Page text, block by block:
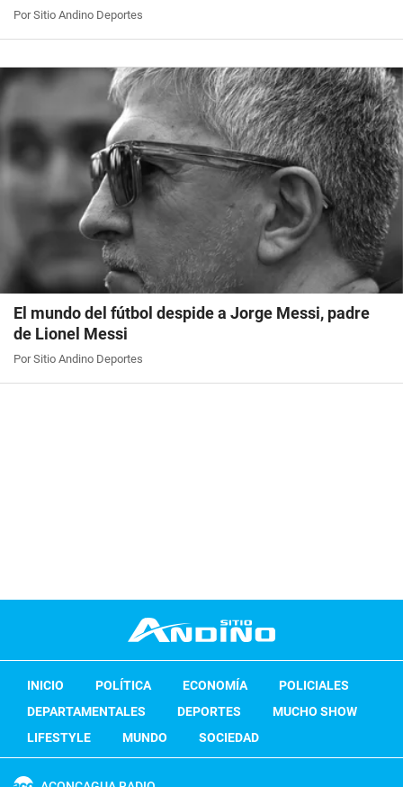
Por Sitio Andino Deportes
El mundo del fútbol despide a Jorge Messi, padre
de Lionel Messi
Por Sitio Andino Deportes
INICIO POLÍTICA ECONOMÍA
POLICIALES
DEPARTAMENTALES
DEPORTES
MUCHO SHOW
LIFESTYLE
MUNDO SOCIEDAD